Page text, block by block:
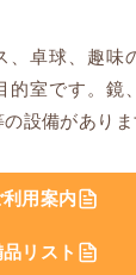
、卓球、趣味
的室です。鏡
設備がありま
利用案内
リスト